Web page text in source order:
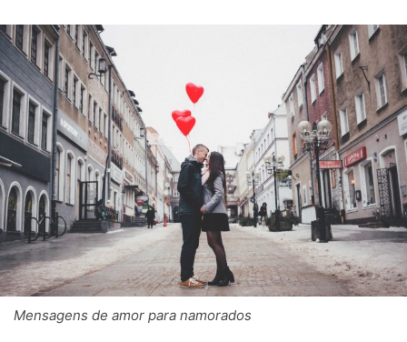
Mensagens de amor para namorados